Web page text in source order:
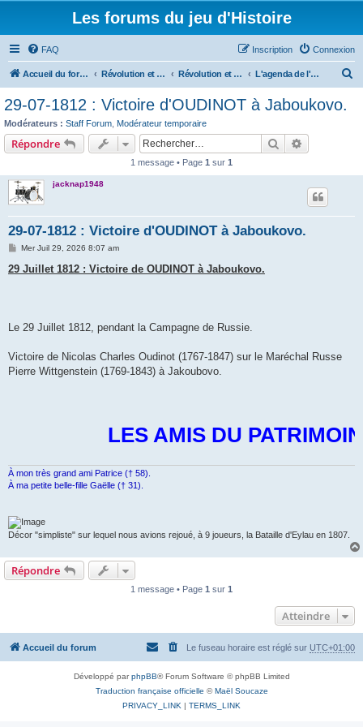
Les forums du jeu d'Histoire
FAQ Connexion
Inscription
Accueil du forum Révolution et Empire Révolution et Empire - Histoire, organisation, ordres de bataille, uniformes et armements L'agenda de l'oncle Jacques
29-07-1812 : Victoire d'OUDINOT à Jaboukovo.
Modérateurs : Staff Forum Modérateur temporaire
Répondre Rechercher
1 message • Page 1 sur 1
jacknap1948
29-07-1812 : Victoire d'OUDINOT à Jaboukovo.
M
s
s
Mer Juil 29, 2026 8:07 am
29 Juillet 1812 : Victoire de OUDINOT à Jaboukovo.
Le 29 Juillet 1812, pendant la Campagne de Russie.
Victoire de Nicolas Charles Oudinot (1767-1847) sur le Maréchal Russe
Pierre Wittgenstein (1769-1843) à Jakoubovo.
LES AMIS DU
À mon très grand ami Patrice († 58).
À ma petite belle-fille Gaëlle († 31).
Décor "simpliste" sur lequel nous avions rejoué, à 9 joueurs, la Bataille d'Eylau en 1807.
Répondre
1 message • Page 1 sur 1
Atteindre
Accueil du forum Le fuseau horaire est réglé sur UTC+01:00
Développé parphpBB® Forum Software © phpBB Limited
Traduction française officielle © Maël Soucaze
PRIVACY_LINK
TERMS_LINK